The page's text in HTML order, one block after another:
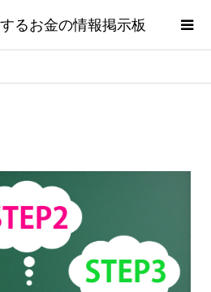
るお金の情報掲示板